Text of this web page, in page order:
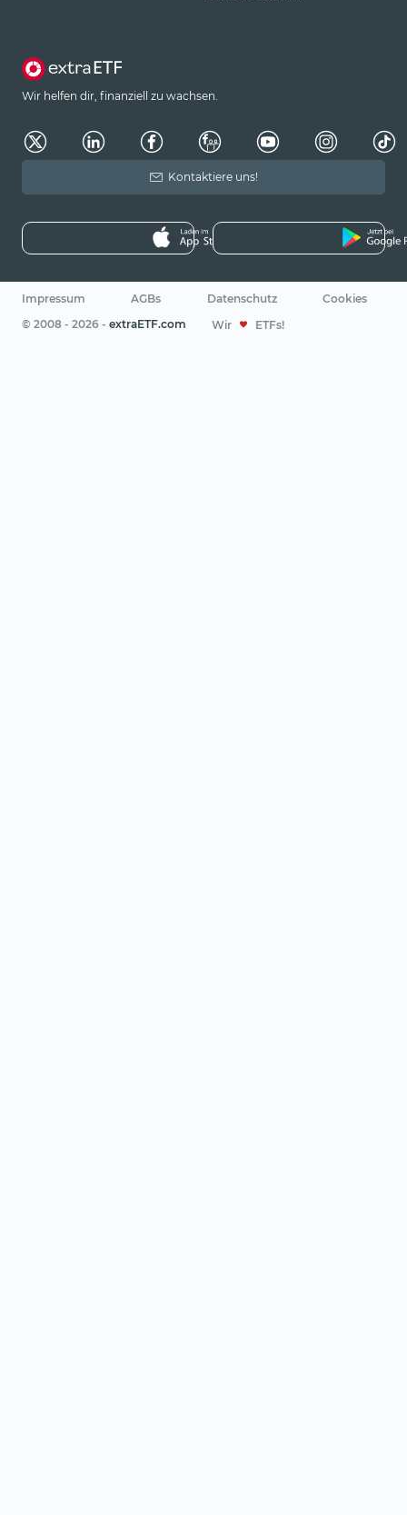
Wir helfen dir, finanziell zu wachsen.
Kontaktiere uns!
Impressum AGBs Datenschutz
Cookies
© 2008 - 2026 - extraETF.com Wir ETFs!